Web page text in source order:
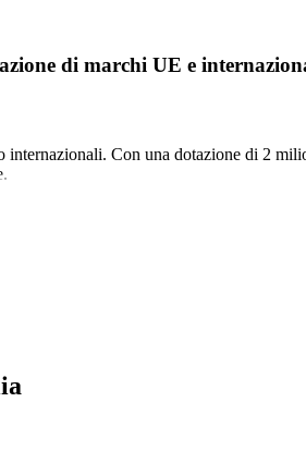
di marchi UE e
Con una dotazione di 2